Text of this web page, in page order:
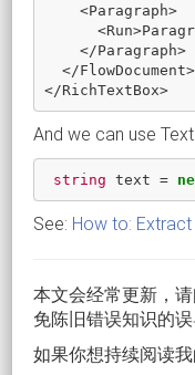
<Paragraph>
<Run>
</Paragraph>
</FlowDocument>
</RichTextBox>
And we can use
string text =
See: How to:
本文会经常更新，请
免陈旧错误知识的
如果你想持续阅读